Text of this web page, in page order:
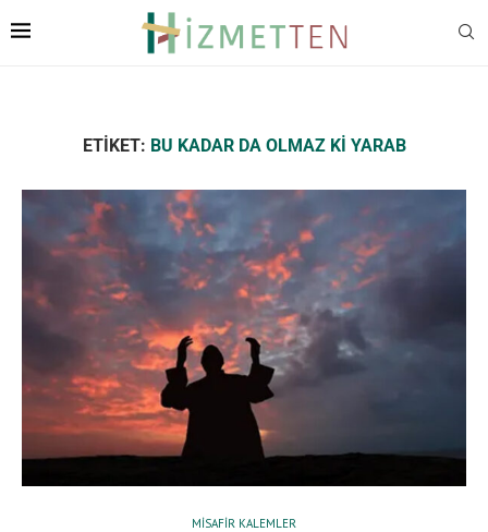
ETIKET: BU KADAR DA OLMAZ KI YARAB
MISAFIR KALEMLER